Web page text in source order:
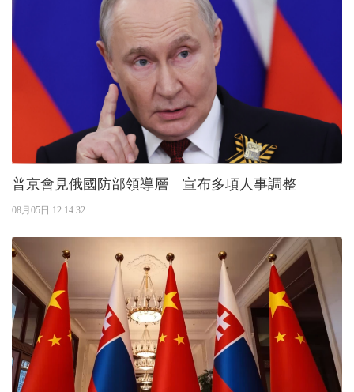
普京會見俄國防部領導層 宣布多項人事調整
08月05日 12:14:32